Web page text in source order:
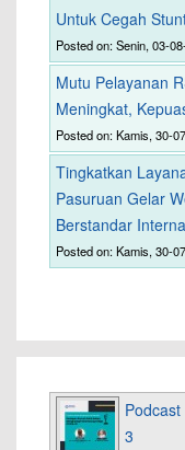
Untuk Cegah
Posted on: Senin, 03-
Mutu Pelayanan
Meningkat,
Posted on: Kamis, 30-
Tingkatkan
Pasuruan Gelar
Berstandar
Posted on: Kamis, 30-
3